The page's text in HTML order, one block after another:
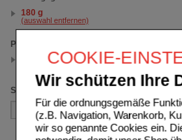
COOKIE-
Wir schützen Ihre
Für die ordnungsgemäße
(z.B. Navigation, Warenkorb,
wir so genannte Cookies ein.
180 g
(auswahl entfernen)
Preis
5.00 - 9.99
Sortieren nach